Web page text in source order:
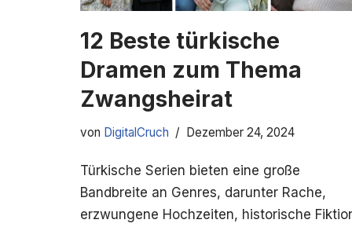
12 Beste türkische
Dramen zum Thema
Zwangsheirat
von DigitalCruch Dezember 24, 2024
Türkische Serien bieten eine große
Bandbreite an Genres, darunter Rache,
erzwungene Hochzeiten, historische